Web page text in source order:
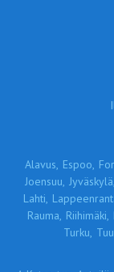
Alavus, Espoo,
Joensuu, Jyväskylä,
Lahti,
Rauma, Riihimäki,
Turku,